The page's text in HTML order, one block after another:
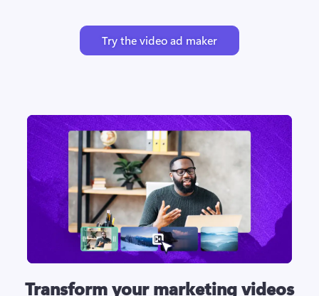
Try the video ad maker
Transform your marketing videos